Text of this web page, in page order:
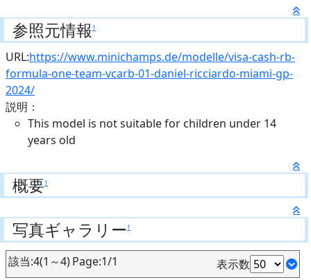
参照元情報†
URL:https://www.minichamps.de/modelle/visa-cash-rb-
formula-one-team-vcarb-01-daniel-ricciardo-miami-gp-
2024/
説明：
This model is not suitable for children under 14
years old
概要†
写真ギャラリー†
該当:4(1～4) Page:1/1 表示数